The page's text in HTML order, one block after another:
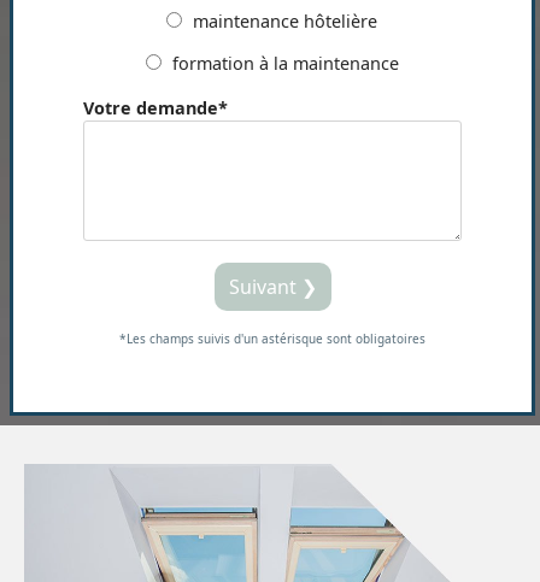
maintenance hôtelière
formation à la maintenance
Votre demande*
Suivant ❯
*Les champs suivis d'un astérisque sont obligatoires